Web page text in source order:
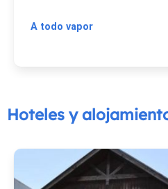
A todo vapor
Hoteles y